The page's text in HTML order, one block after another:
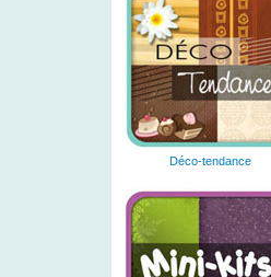
Déco-tendance